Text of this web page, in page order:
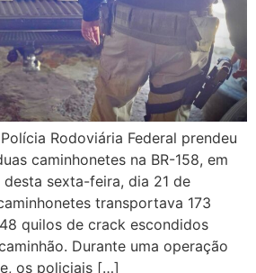
Rodoviária Federal prendeu
caminhonetes na BR-158, em
desta sexta-feira, dia 21 de
transportava 173
quilos de crack escondidos
Durante uma operação
os policiais […]